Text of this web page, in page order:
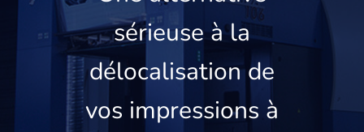
sérieuse à la
délocalisation de
vos impressions à